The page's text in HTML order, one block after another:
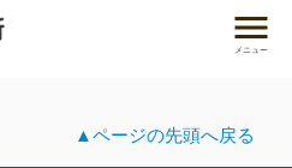
メニュー
▲ページの先頭へ戻る